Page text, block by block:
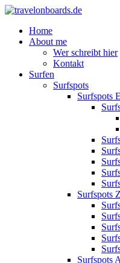
Home
About me
Wer schreibt hier
Kontakt
Surfen
Surfspots
Surfspots
Surfspots
Surfspots